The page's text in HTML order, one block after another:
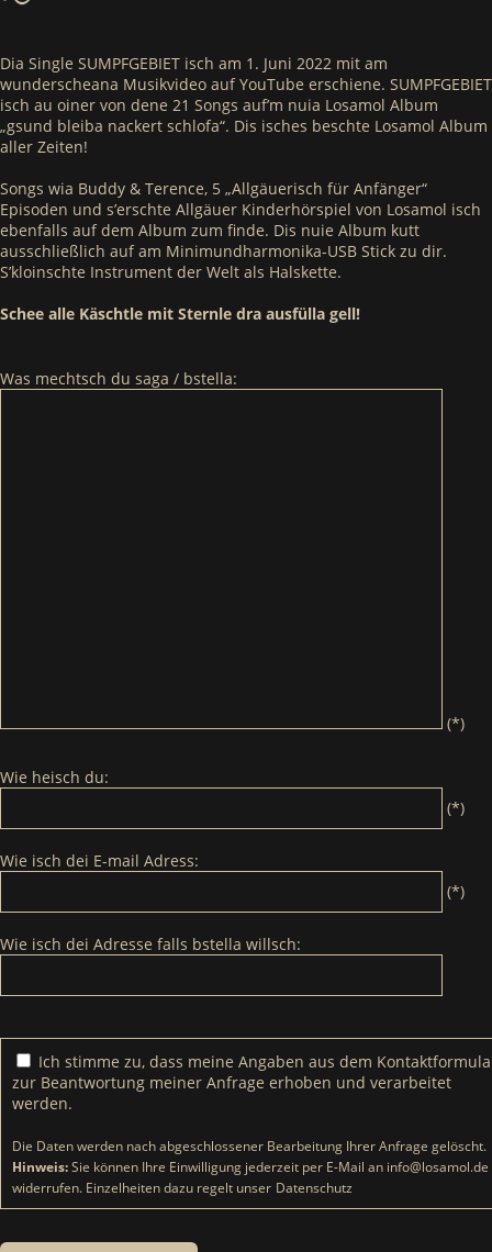
~
Dia Single SUMPFGEBIET isch am 1. Juni 2022 mit am
wunderscheana Musikvideo auf YouTube erschiene. SUMPFGEBIET
isch au oiner von dene 21 Songs auf’m nuia Losamol Album
„gsund bleiba nackert schlofa“. Dis isches beschte Losamol Album
aller Zeiten!
Songs wia Buddy & Terence, 5 „Allgäuerisch für Anfänger“
Episoden und s’erschte Allgäuer Kinderhörspiel von Losamol isch
ebenfalls auf dem Album zum finde. Dis nuie Album kutt
ausschließlich auf am Minimundharmonika-USB Stick zu dir.
S’kloinschte Instrument der Welt als Halskette.
Schee alle Käschtle mit Sternle dra ausfülla gell!
Was mechtsch du saga / bstella:
(*)
Wie heisch du:
(*)
Wie isch dei E-mail Adress:
(*)
Wie isch dei Adresse falls bstella willsch:
Ich stimme zu, dass meine Angaben aus dem
zur Beantwortung meiner Anfrage erhoben und verarbeitet
werden.
Die Daten werden nach abgeschlossener Bearbeitung Ihrer Anfrage gelöscht.
Hinweis:Sie können Ihre Einwilligung jederzeit per E-Mail an info@losamol.de
widerrufen. Einzelheiten dazu regelt unser Datenschutz